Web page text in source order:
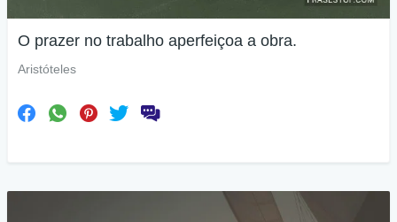
O prazer no trabalho aperfeiçoa a obra.
Aristóteles